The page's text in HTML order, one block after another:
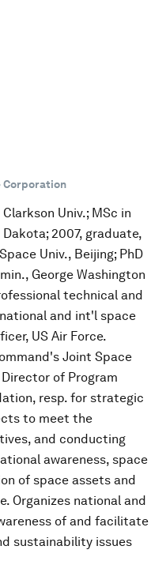
Corporation
Univ.; MSc in
2007, graduate,
Univ., Beijing; PhD
George Washington
technical and
and int'l space
US Air Force.
Joint Space
of Program
resp. for strategic
to meet the
and conducting
awareness, space
of space assets and
Organizes national and
of and facilitate
sustainability issues